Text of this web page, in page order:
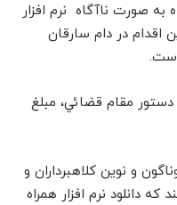
صورت ناآگاه نرم افزار
اقدام در دام سارقان
مقام قضائي، مبلغ
و نوین کلاهبرداران و
دانلود نرم افزار همراه